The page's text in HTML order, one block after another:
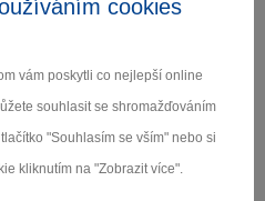
cookies
vám poskytli co nejlepší online
souhlasit se shromažďováním
"Souhlasím se vším" nebo si
kliknutím na "Zobrazit více".